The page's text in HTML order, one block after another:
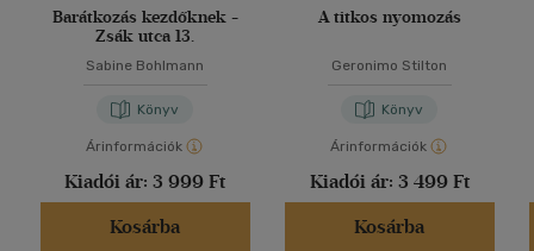
Barátkozás kezdőknek -
Zsák utca 13.
Sabine Bohlmann
Könyv
Árinformációk
Kiadói ár: 3 999 Ft
Kosárba
A titkos nyomozás
Geronimo Stilton
Könyv
Árinformációk
Kiadói ár: 3 499 Ft
Kosárba